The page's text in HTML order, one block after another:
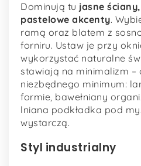
Dominują tu jasne
pastelowe akcenty.
ramą oraz blatem z
forniru. Ustaw je przy
wykorzystać naturalne
stawiają na minimalizm
niezbędnego minimum:
formie, bawełniany
lniana podkładka pod
wystarczą.
Styl industrialny